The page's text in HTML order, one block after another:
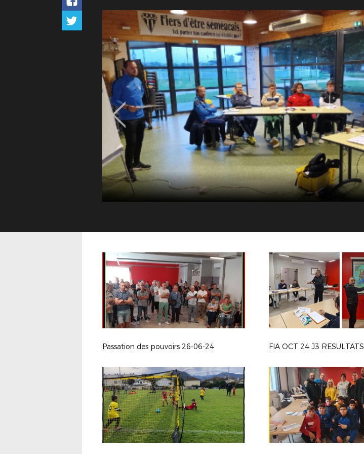
Passation des pouvoirs 26-06-24 FIA OCT 24 J3 RESULTATS